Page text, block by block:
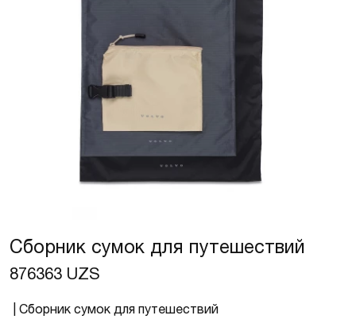
Сборник сумок для путешествий
876363 UZS
| Сборник сумок для путешествий